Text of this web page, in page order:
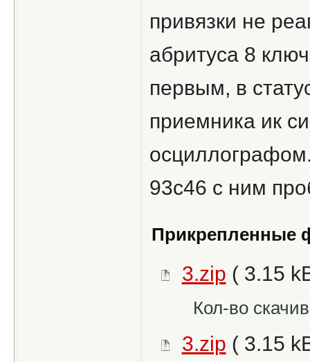
привязки не
абритуса 8
первым, в
приемника ик
93c46 с ним
Прикрепленные
3.zip ( 3.15
Кол-во
3.zip ( 3.15